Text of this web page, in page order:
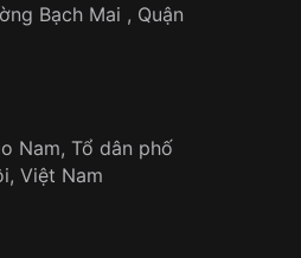
Bạch Mai , Quận
Nam, Tổ dân phố
Việt Nam